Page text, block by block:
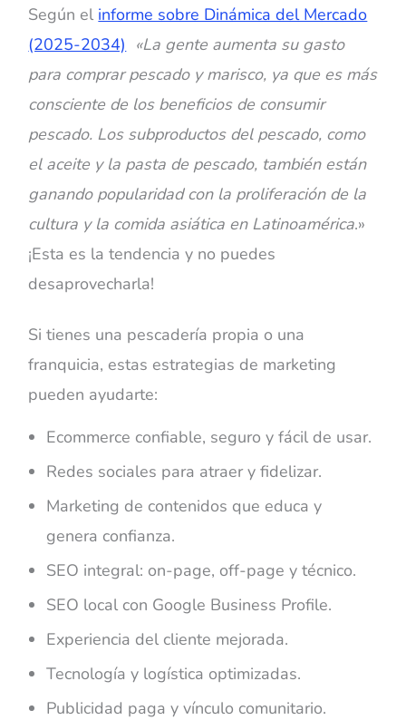
Según el informe sobre Dinámica del Mercado
(2025-2034) «La gente aumenta su gasto
para comprar pescado y marisco, ya que es más
consciente de los beneficios de consumir
pescado. Los subproductos del pescado, como
el aceite y la pasta de pescado, también están
ganando popularidad con la proliferación de la
cultura y la comida asiática en Latinoamérica.»
¡Esta es la tendencia y no puedes
desaprovecharla!
Si tienes una pescadería propia o una
franquicia, estas estrategias de marketing
pueden ayudarte:
Ecommerce confiable, seguro y fácil de usar.
Redes sociales para atraer y fidelizar.
Marketing de contenidos que educa y
genera confianza.
SEO integral: on-page, off-page y técnico.
SEO local con Google Business Profile.
Experiencia del cliente mejorada.
Tecnología y logística optimizadas.
Publicidad paga y vínculo comunitario.